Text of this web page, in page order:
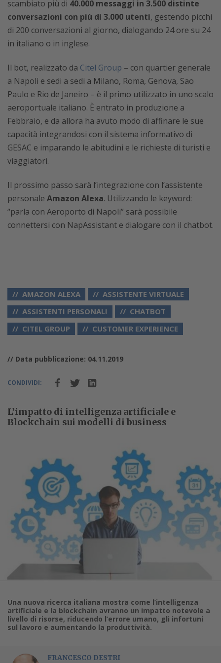
scambiato più di 40.000 messaggi in 3.500 distinte
conversazioni con più di 3.000 utenti, gestendo picchi
di 200 conversazioni al giorno, dialogando 24 ore su 24
in italiano o in inglese.
Il bot, realizzato da Citel Group – con quartier generale
a Napoli e sedi a sedi a Milano, Roma, Genova, Sao
Paulo e Rio de Janeiro – è il primo utilizzato in uno scalo
aeroportuale italiano. È entrato in produzione a
Febbraio, e da allora ha avuto modo di affinare le sue
capacità integrandosi con il sistema informativo di
GESAC e imparando le abitudini e le richieste di turisti e
viaggiatori.
Il prossimo passo sarà l’integrazione con l’assistente
personale Amazon Alexa. Utilizzando le keyword:
“parla con Aeroporto di Napoli” sarà possibile
connettersi con NapAssistant e dialogare con il chatbot.
AMAZON ALEXA
ASSISTENTE VIRTUALE
ASSISTENTI PERSONALI
CHATBOT
CITEL GROUP
CUSTOMER EXPERIENCE
// Data pubblicazione: 04.11.2019
CONDIVIDI:
L’impatto di intelligenza artificiale e
Blockchain sui modelli di business
Una nuova ricerca italiana mostra come l’intelligenza
artificiale e la blockchain avranno un impatto notevole a
livello di risorse, riducendo l’errore umano, gli infortuni
sul lavoro e aumentando la produttività.
FRANCESCO DESTRI